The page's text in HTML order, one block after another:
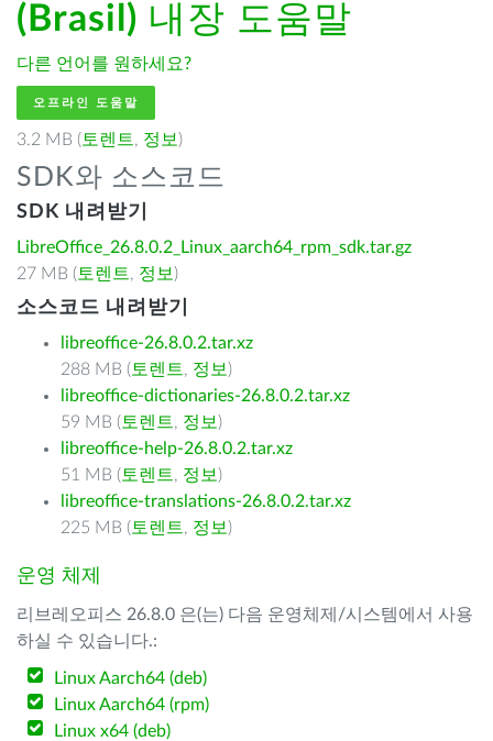
(Brasil) 내장 도움말
다른 언어를 원하세요?
오프라인 도움말
3.2 MB ( 토렌트, 정보 )
SDK와 소스코드
SDK 내려받기
LibreOffice_26.8.0.2_Linux_aarch64_rpm_sdk.tar.gz
27 MB ( 토렌트, 정보 )
소스코드 내려받기
libreoffice-26.8.0.2.tar.xz
288 MB ( 토렌트, 정보 )
libreoffice-dictionaries-26.8.0.2.tar.xz
59 MB ( 토렌트, 정보 )
libreoffice-help-26.8.0.2.tar.xz
51 MB ( 토렌트, 정보 )
libreoffice-translations-26.8.0.2.tar.xz
225 MB ( 토렌트, 정보 )
운영 체제
리브레오피스 26.8.0 은(는) 다음 운영체제/시스템에서 사용
하실 수 있습니다.:
Linux Aarch64 (deb)
Linux Aarch64 (rpm)
Linux x64 (deb)